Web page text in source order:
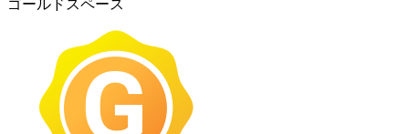
ゴールドスペース